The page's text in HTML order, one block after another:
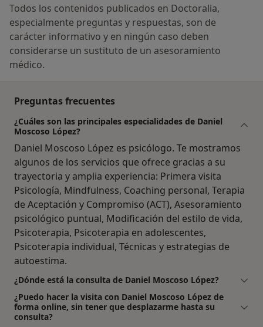
Todos los contenidos publicados en Doctoralia,
especialmente preguntas y respuestas, son de
carácter informativo y en ningún caso deben
considerarse un sustituto de un asesoramiento
médico.
Preguntas frecuentes
¿Cuáles son las principales especialidades de Daniel
Moscoso López?
Daniel Moscoso López es psicólogo. Te mostramos
algunos de los servicios que ofrece gracias a su
trayectoria y amplia experiencia: Primera visita
Psicología, Mindfulness, Coaching personal, Terapia
de Aceptación y Compromiso (ACT), Asesoramiento
psicológico puntual, Modificación del estilo de vida,
Psicoterapia, Psicoterapia en adolescentes,
Psicoterapia individual, Técnicas y estrategias de
autoestima.
¿Dónde está la consulta de Daniel Moscoso López?
¿Puedo hacer la visita con Daniel Moscoso López de
forma online, sin tener que desplazarme hasta su
consulta?